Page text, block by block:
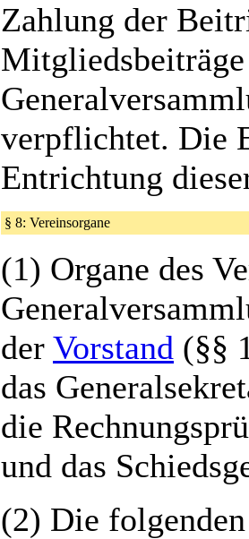
Zahlung der
verpflichtet. Die
Entrichtung
§ 8: Vereinsorgane
(1) Organe des
der Vorstand (§§
das
die
und das
(2) Die